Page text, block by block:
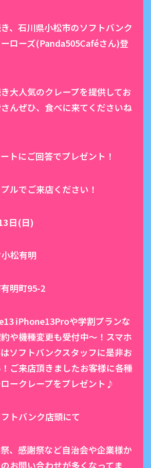
、石川県小松市のソフトバンク
ローズ(Panda505Caféさん)登
大人気のクレープを提供してお
んぜひ、食べに来てくださいね
トにご回答でプレゼント！
ルでご来店ください！
日(日)
松有明
明町95-2
iPhone13Proや学割プランな
や機種変更も受付中〜！スマホ
ソフトバンクスタッフに是非お
ご来店頂きましたお客様に各種
ークレープをプレゼント♪
トバンク店頭にて
、感謝祭など自治会や企業様か
お問い合わせが多くなってま